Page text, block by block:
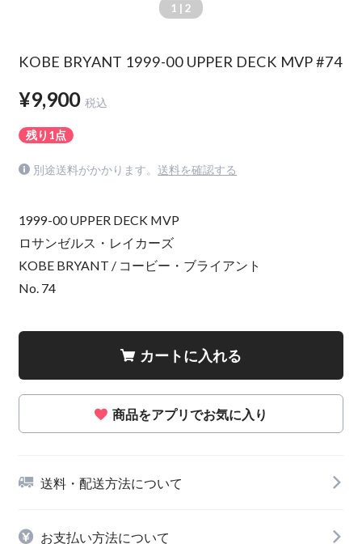
1 | 2
KOBE BRYANT 1999-00 UPPER DECK MVP #74
¥9,900 税込
残り1点
別途送料がかかります。 送料を確認する
1999-00 UPPER DECK MVP
ロサンゼルス・レイカーズ
KOBE BRYANT / コービー・ブライアント
No. 74
カートに入れる
商品をアプリでお気に入り
送料・配送方法について
お支払い方法について